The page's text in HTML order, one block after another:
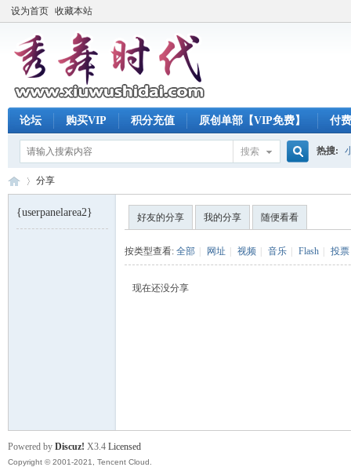
设为首页 收藏本站
论坛 购买VIP 积分充值 原创单部【VIP免费】 付
搜索 热搜:
分享
{userpanelarea2} 好友的分享 我的分享 随便看看
按类型查看: 全部 网址 视频 音乐 Flash 投票
现在还没分享
Powered by Discuz! X3.4 Licensed
Copyright © 2001-2021, Tencent Cloud.